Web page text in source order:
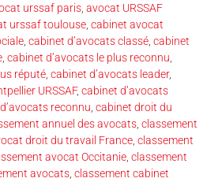
urssaf paris avocat URSSAF
urssaf toulouse cabinet avocat
cabinet d’avocats classé cabinet
cabinet d’avocats le plus reconnu
réputé cabinet d’avocats leader,
URSSAF, cabinet d’avocats
reconnu cabinet droit du
annuel des avocats classement
droit du travail France classement
avocat Occitanie classement
avocats classement cabinet